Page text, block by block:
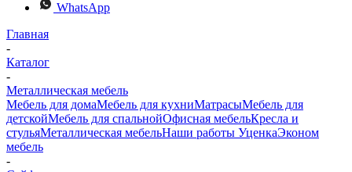
WhatsApp
Главная
-
Каталог
-
Металлическая мебель
Мебель для домаМебель для кухниМатраcыМебель для
детскойМебель для спальнойОфисная мебельКресла и
стульяМеталлическая мебельНаши работы УценкаЭконом
мебель
-